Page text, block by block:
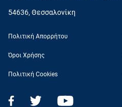
54636, Θεσσαλονίκη
Πολιτική Απορρήτου
Όροι Χρήσης
Πολιτική Cookies